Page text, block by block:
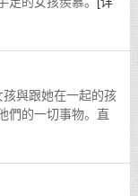
跟她在一起的孩
們的一切事物。直
孩不知道這意味